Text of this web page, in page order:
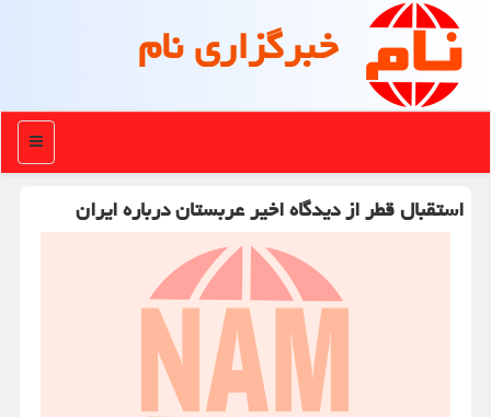
خبرگزاری نام
منو
استقبال قطر از دیدگاه اخیر عربستان درباره ایران